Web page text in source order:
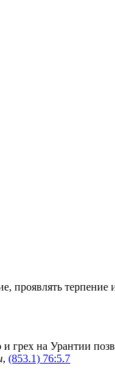
проявлять
и грех на Урантии
, (853.1) 76:5.7